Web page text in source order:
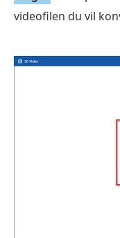
videofilen du vil